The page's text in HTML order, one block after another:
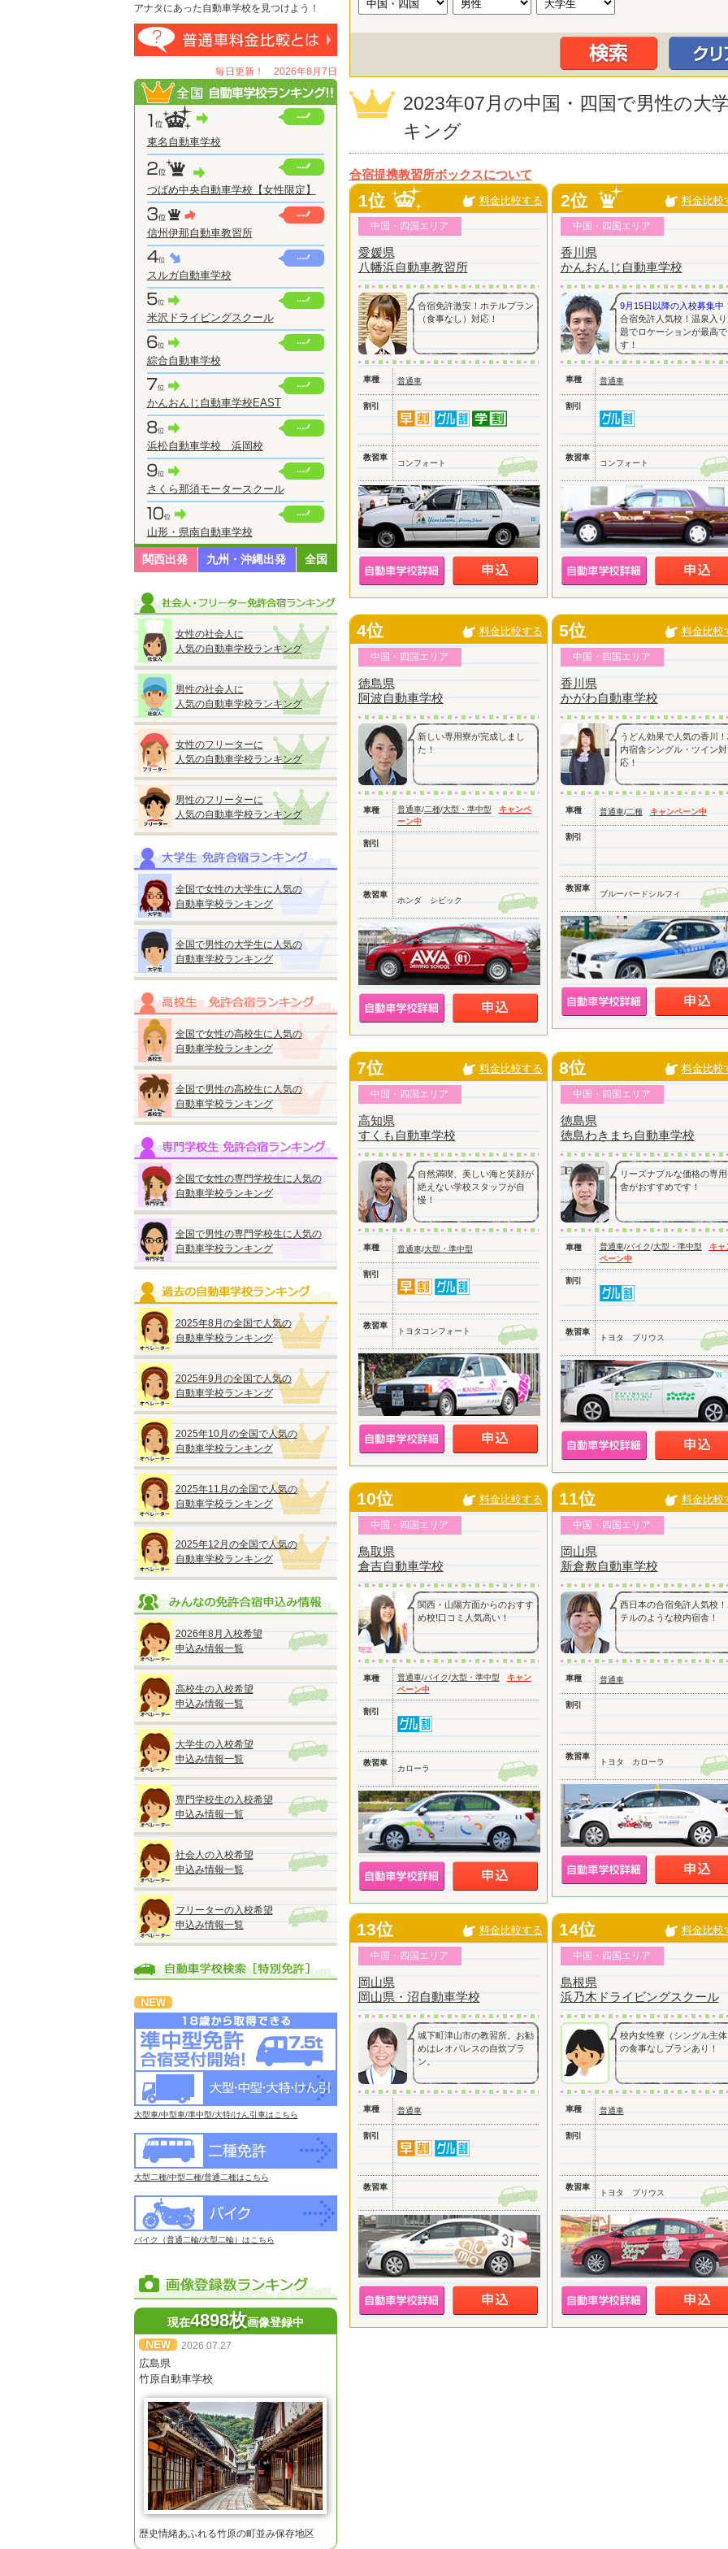
アナタにあった自動車学校を見つけよう！
毎日更新！ 2026年8月7日
東名自動車学校
つばめ中央自動車学校【女性限定】
信州伊那自動車教習所
スルガ自動車学校
米沢ドライビングスクール
綜合自動車学校
かんおんじ自動車学校EAST
浜松自動車学校 浜岡校
さくら那須モータースクール
山形・県南自動車学校
関西出発 九州・沖縄出発 全国
女性の社会人に
人気の自動車学校ランキング
男性の社会人に
人気の自動車学校ランキング
女性のフリーターに
人気の自動車学校ランキング
男性のフリーターに
人気の自動車学校ランキング
全国で女性の大学生に人気の
自動車学校ランキング
全国で男性の大学生に人気の
自動車学校ランキング
全国で女性の高校生に人気の
自動車学校ランキング
全国で男性の高校生に人気の
自動車学校ランキング
全国で女性の専門学校生に人気の
自動車学校ランキング
全国で男性の専門学校生に人気の
自動車学校ランキング
2025年8月の全国で人気の
自動車学校ランキング
2025年9月の全国で人気の
自動車学校ランキング
2025年10月の全国で人気の
自動車学校ランキング
2025年11月の全国で人気の
自動車学校ランキング
2025年12月の全国で人気の
自動車学校ランキング
2026年8月入校希望
申込み情報一覧
高校生の入校希望
申込み情報一覧
大学生の入校希望
申込み情報一覧
専門学校生の入校希望
申込み情報一覧
社会人の入校希望
申込み情報一覧
フリーターの入校希望
申込み情報一覧
大型車/中型車/準中型/大特/けん引車はこちら
大型二種/中型二種/普通二種はこちら
バイク（普通二輪/大型二輪）はこちら
現在4898枚画像登録中
2026.07.27
広島県
竹原自動車学校
歴史情緒あふれる竹原の町並み保存地区
2023年07月の中国・四国で男性の大
キング
合宿提携教習所ボックスについて
1位 料金比較する
中国・四国エリア
愛媛県
八幡浜自動車教習所
合宿免許激安！ホテルプラン
（食事なし）対応！
車種 普通車
割引
教習車
コンフォート
2位 料金比較
中国・四国エリア
香川県
かんおんじ自動車学校
9月15日以降の入校募集中
合宿免許人気校！温泉入
題でロケーションが最高で
す！
車種 普通車
割引
教習車
コンフォート
4位 料金比較する
中国・四国エリア
徳島県
阿波自動車学校
新しい専用寮が完成しまし
た！
車種 普通車/二種/大型・準中型
キャンペ
ーン中
割引
教習車
ホンダ シビック
5位 料金比較
中国・四国エリア
香川県
かがわ自動車学校
うどん効果で人気の香川
内宿舎シングル・ツイン対
応！
車種 普通車/二種 キャンペーン中
割引
教習車
ブルーバードシルフィ
7位 料金比較する
中国・四国エリア
高知県
すくも自動車学校
自然満喫、美しい海と笑顔が
絶えない学校スタッフが自
慢！
車種 普通車/大型・準中型
割引
教習車
トヨタコンフォート
8位 料金比較
中国・四国エリア
徳島県
徳島わきまち自動車学校
リーズナブルな価格の専
舎がおすすめです！
車種 普通車/バイク/大型・準中型
キャ
ペーン中
割引
教習車
トヨタ プリウス
10位 料金比較する
中国・四国エリア
鳥取県
倉吉自動車学校
関西・山陽方面からのおすす
め校!口コミ人気高い！
車種 普通車/バイク/大型・準中型
キャン
ペーン中
割引
教習車
カローラ
11位 料金比較
中国・四国エリア
岡山県
新倉敷自動車学校
西日本の合宿免許人気校
テルのような校内宿舎！
車種 普通車
割引
教習車
トヨタ カローラ
13位 料金比較する
中国・四国エリア
岡山県
岡山県・沼自動車学校
城下町津山市の教習所。お勧
めはレオパレスの自炊プラ
ン。
車種 普通車
割引
教習車
14位 料金比較
中国・四国エリア
島根県
浜乃木ドライビングスクール
校内女性寮（シングル主
の食事なしプランあり！
車種 普通車
割引
教習車
トヨタ プリウス